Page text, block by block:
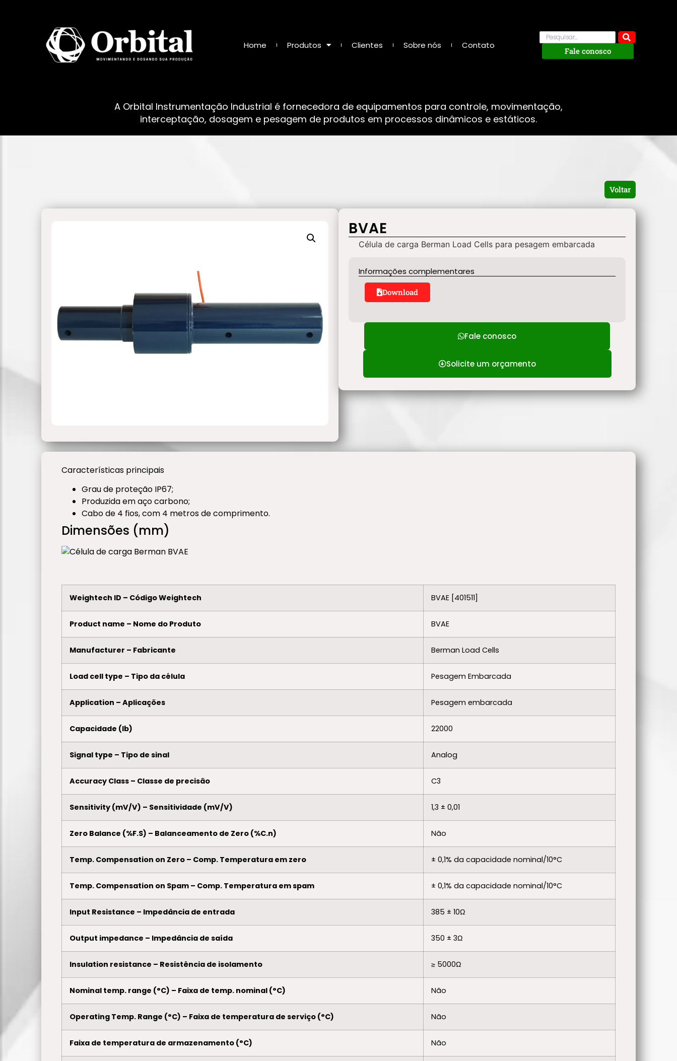
Home Produtos Clientes Sobre nós Contato
Fale conosco
A Orbital Instrumentação Industrial é fornecedora de equipamentos para controle, movimentação,
interceptação, dosagem e pesagem de produtos em processos dinâmicos e estáticos.
Voltar
BVAE
Célula de carga Berman Load Cells para pesagem embarcada
Informações complementares
Download
Fale conosco
Solicite um orçamento
Características principais
Grau de proteção IP67;
Produzida em aço carbono;
Cabo de 4 fios, com 4 metros de comprimento.
Dimensões (mm)
Weightech ID – Código Weightech BVAE [401511]
Product name – Nome do Produto BVAE
Manufacturer – Fabricante Berman Load Cells
Load cell type – Tipo da célula Pesagem Embarcada
Application – Aplicações Pesagem embarcada
Capacidade (lb) 22000
Signal type – Tipo de sinal Analog
Accuracy Class – Classe de precisão C3
Sensitivity (mV/V) – Sensitividade (mV/V) 1,3 ± 0,01
Zero Balance (%F.S) – Balanceamento de Zero (%C.n) Não
Temp. Compensation on Zero – Comp. Temperatura em zero ± 0,1% da capacidade nominal/10°C
Temp. Compensation on Spam – Comp. Temperatura em spam ± 0,1% da capacidade nominal/10°C
Input Resistance – Impedância de entrada 385 ± 10Ω
Output impedance – Impedância de saída 350 ± 3Ω
Insulation resistance – Resistência de isolamento ≥ 5000Ω
Nominal temp. range (°C) – Faixa de temp. nominal (°C) Não
Operating Temp. Range (°C) – Faixa de temperatura de serviço (°C) Não
Faixa de temperatura de armazenamento (°C) Não